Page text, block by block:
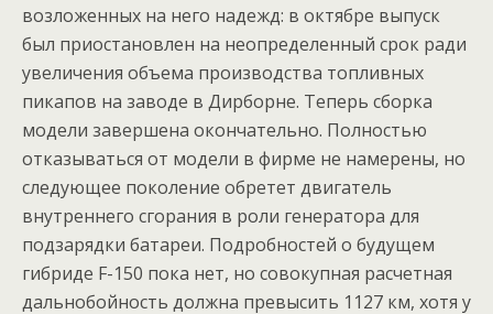
возложенных на него надежд: в октябре выпуск
был приостановлен на неопределенный срок ради
увеличения объема производства топливных
пикапов на заводе в Дирборне. Теперь сборка
модели завершена окончательно. Полностью
отказываться от модели в фирме не намерены, но
следующее поколение обретет двигатель
внутреннего сгорания в роли генератора для
подзарядки батареи. Подробностей о будущем
гибриде F-150 пока нет, но совокупная расчетная
дальнобойность должна превысить 1127 км, хотя у